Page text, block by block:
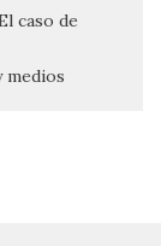
caso de
medios